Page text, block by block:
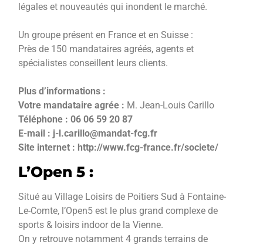
légales et nouveautés qui inondent le marché.
Un groupe présent en France et en Suisse :
Près de 150 mandataires agréés, agents et
spécialistes conseillent leurs clients.
Plus d’informations :
Votre mandataire agrée : M. Jean-Louis Carillo
Téléphone : 06 06 59 20 87
E-mail : j-l.carillo@mandat-fcg.fr
Site internet : http://www.fcg-france.fr/societe/
L’Open 5 :
Situé au Village Loisirs de Poitiers Sud à Fontaine-
Le-Comte, l’Open5 est le plus grand complexe de
sports & loisirs indoor de la Vienne.
On y retrouve notamment 4 grands terrains de